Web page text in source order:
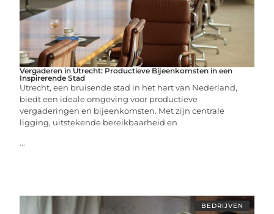
Vergaderen in Utrecht: Productieve Bijeenkomsten in een
Inspirerende Stad
Utrecht, een bruisende stad in het hart van Nederland,
biedt een ideale omgeving voor productieve
vergaderingen en bijeenkomsten. Met zijn centrale
ligging, uitstekende bereikbaarheid en
...
BEDRIJVEN